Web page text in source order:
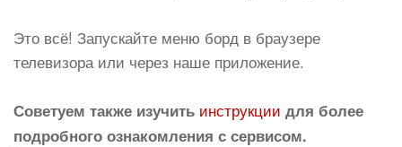
Это всё! Запускайте меню борд в браузере
телевизора или через наше приложение.
Советуем также изучить инструкции для более
подробного ознакомления с сервисом.